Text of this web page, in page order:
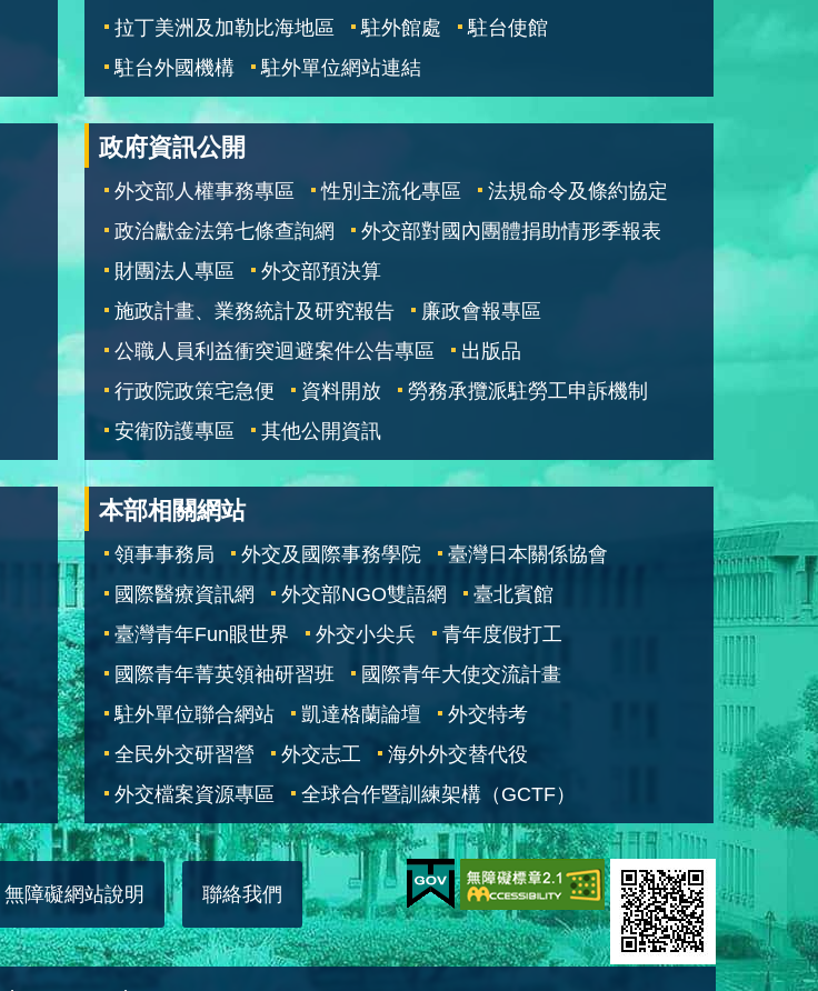
拉丁美洲及加勒比海地區
駐外館處
駐台使館
駐台外國機構
駐外單位網站連結
政府資訊公開
外交部人權事務專區 性別主流化專區
法規命令及條約協定
政治獻金法第七條查詢網
外交部對國內團體捐助情形季報表
財團法人專區
外交部預決算
施政計畫、業務統計及研究報告
廉政會報專區
公職人員利益衝突迴避案件公告專區
出版品
行政院政策宅急便
資料開放
勞務承攬派駐勞工申訴機制
安衛防護專區
其他公開資訊
本部相關網站
領事事務局 外交及國際事務學院
臺灣日本關係協會
國際醫療資訊網
外交部NGO雙語網
臺北賓館
臺灣青年Fun眼世界
外交小尖兵
青年度假打工
國際青年菁英領袖研習班
國際青年大使交流計畫
駐外單位聯合網站
凱達格蘭論壇
外交特考
全民外交研習營
外交志工
海外外交替代役
外交檔案資源專區
全球合作暨訓練架構（GCTF）
無障礙網站說明 聯絡我們